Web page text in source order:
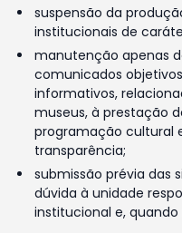
suspensão da
institucionais de
manutenção apenas
comunicados
informativos,
museus, à prestação
programação cultural
transparência;
submissão prévia das
dúvida à unidade
institucional e, quando